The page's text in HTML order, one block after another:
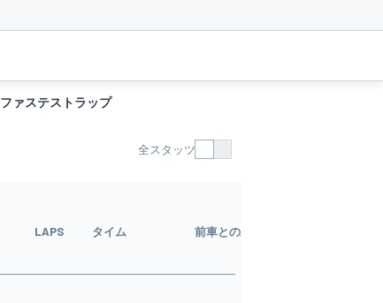
ファステストラップ
全スタッツ
LAPS タイム 前車との差